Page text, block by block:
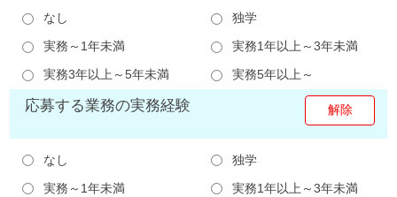
なし
独学
実務～1年未満
実務1年以上～3年未満
実務3年以上～5年未満
実務5年以上～
応募する業務の実務経験
なし
独学
実務～1年未満
実務1年以上～3年未満